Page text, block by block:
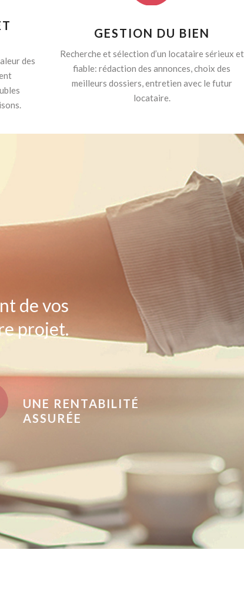
des
GESTION DU BIEN
Recherche et sélection d’un locataire sérieux et
fiable: rédaction des annonces, choix des
meilleurs dossiers, entretien avec le futur
locataire.
de vos
projet.
UNE RENTABILITÉ
ASSURÉE